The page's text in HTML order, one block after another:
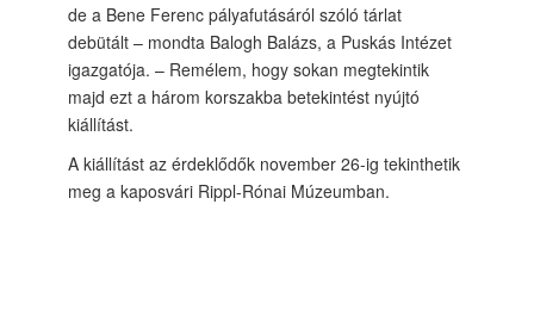
de a Bene Ferenc pályafutásáról szóló tárlat
debütált – mondta Balogh Balázs, a Puskás Intézet
igazgatója. – Remélem, hogy sokan megtekintik
majd ezt a három korszakba betekintést nyújtó
kiállítást.
A kiállítást az érdeklődők november 26-ig tekinthetik
meg a kaposvári Rippl-Rónai Múzeumban.